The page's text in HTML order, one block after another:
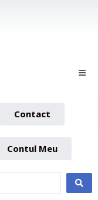
Contact
Contul Meu